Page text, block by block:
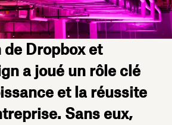
de Dropbox et
a joué un rôle clé
et la réussite
Sans eux,